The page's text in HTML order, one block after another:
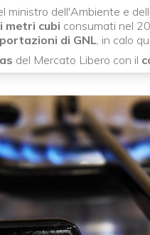
ministro dell'Ambiente e
metri cubi consumati nel
di GNL, in calo
del Mercato Libero con il